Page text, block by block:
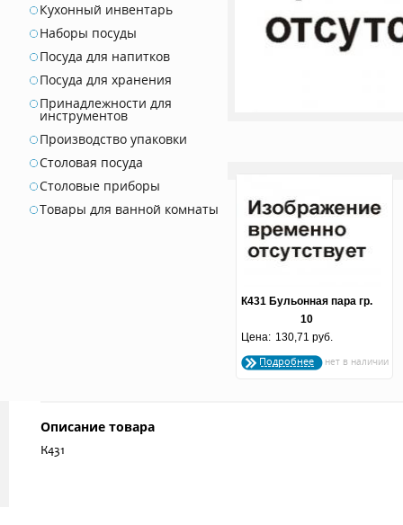
Кухонный инвентарь
Наборы посуды
Посуда для напитков
Посуда для хранения
Принадлежности для
инструментов
Производство упаковки
Столовая посуда
Столовые приборы
Товары для ванной комнаты
К431 Бульонная пара гр.
10
Цена: 130,71 руб.
Подробнее
Описание товара
К431